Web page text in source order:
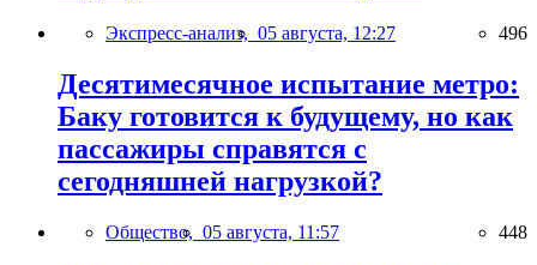
Экспресс-анализ, 05 августа, 12:27 496
Десятимесячное испытание метро:
Баку готовится к будущему, но как
пассажиры справятся с
сегодняшней нагрузкой?
Общество, 05 августа, 11:57 448